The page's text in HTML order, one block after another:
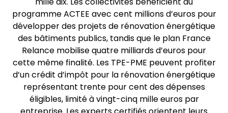
programme ACTEE avec cent millions d’euros pour
développer des projets de rénovation énergétique
des bâtiments publics, tandis que le plan France
Relance mobilise quatre milliards d’euros pour
cette même finalité. Les TPE-PME peuvent profiter
d’un crédit d’impôt pour la rénovation énergétique
représentant trente pour cent des dépenses
éligibles, limité à vingt-cinq mille euros par